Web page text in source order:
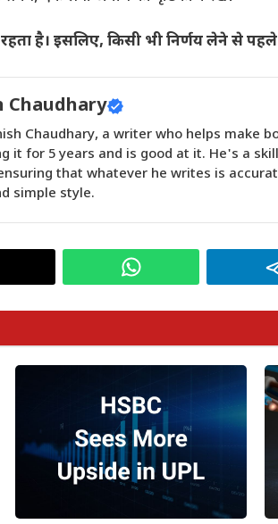
है। इसलिए, किसी भी निर्णय लेने से पहले
Chaudhary
Chaudhary, a writer who helps make
it for 5 years and is good at it. He's a
that whatever he writes is
simple style.